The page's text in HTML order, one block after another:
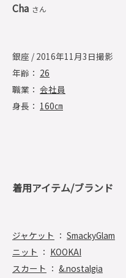
Cha さん
銀座 / 2016年11月3日撮影
年齢： 26
職業： 会社員
身長： 160㎝
着用アイテム/ブランド
ジャケット ： SmackyGlam
ニット ： KOOKAI
スカート ： &.nostalgia